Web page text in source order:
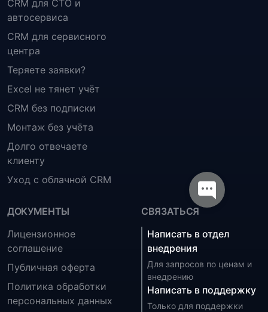
CRM для СТО и
автосервиса
CRM для сервисного
центра
Теряете заявки?
Excel не тянет учёт
CRM без подписки
Монтаж без учёта
Долго отвечаете
клиенту
Уход с облачной CRM
ДОКУМЕНТЫ
Лицензионное
соглашение
Публичная оферта
Политика обработки
персональных данных
СВЯЗАТЬСЯ
Написать в отдел
внедрения
Для запросов по ценам и
внедрению
Написать в поддержку
Только для поддержки